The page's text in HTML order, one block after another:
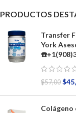
PRODUCTOS
Transfer
York
$57,00 $
Colágeno